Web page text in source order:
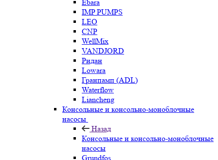
Ebara
IMP PUMPS
LEO
CNP
WellMix
VANDJORD
Ридан
Lowara
Гранпамп (ADL)
Waterflow
Liancheng
Консольные и консольно-моноблочные
насосы
Назад
Консольные и консольно-моноблочные
насосы
Grundfos